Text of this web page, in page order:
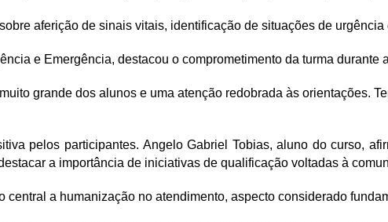
aferição de sinais vitais, identificação de situações de
e Emergência, destacou o comprometimento da turma durante
grande dos alunos e uma atenção redobrada às orientações.
pelos participantes. Angelo Gabriel Tobias, aluno do curso,
a importância de iniciativas de qualificação voltadas à
central a humanização no atendimento, aspecto considerado